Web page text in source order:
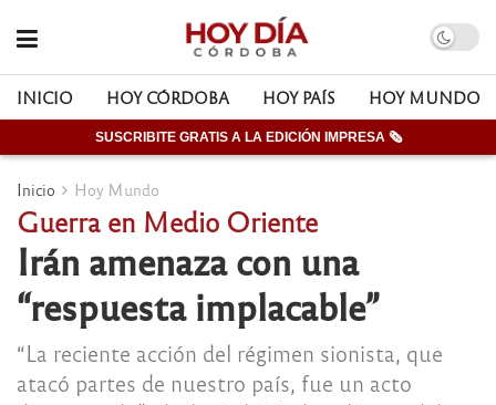
INICIO HOY CÓRDOBA HOY PAÍS HOY MUNDO
SUSCRIBITE GRATIS A LA EDICIÓN IMPRESA 🗞
Inicio Hoy Mundo
Guerra en Medio Oriente
Irán amenaza con una
“respuesta implacable”
“La reciente acción del régimen sionista, que
atacó partes de nuestro país, fue un acto